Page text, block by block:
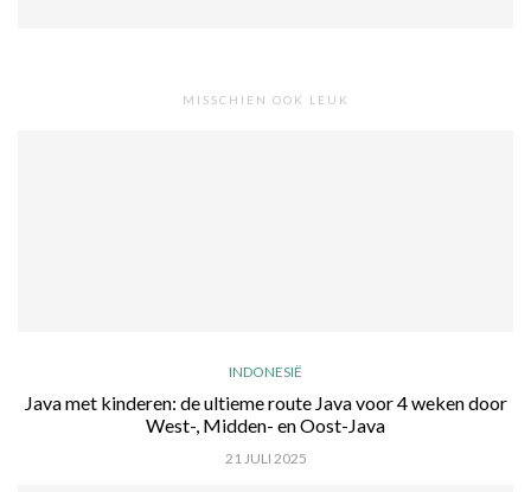
MISSCHIEN OOK LEUK
INDONESIË
Java met kinderen: de ultieme route Java voor 4 weken door
West-, Midden- en Oost-Java
21 JULI 2025